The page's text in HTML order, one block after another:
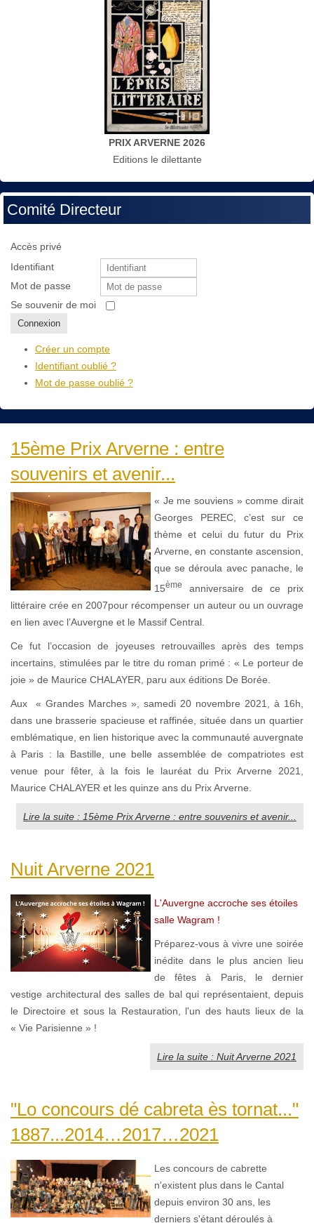
PRIX ARVERNE 2026
Editions le dilettante
Comité Directeur
Accès privé
Identifiant
Mot de passe
Se souvenir de moi
Connexion
Créer un compte
Identifiant oublié ?
Mot de passe oublié ?
15ème Prix Arverne : entre
souvenirs et avenir...
« Je me souviens » comme dirait
Georges PEREC, c’est sur ce
thème et celui du futur du Prix
Arverne, en constante ascension,
que se déroula avec panache, le
15ème
anniversaire de ce prix
littéraire crée en 2007pour récompenser un auteur ou un ouvrage
en lien avec l’Auvergne et le Massif Central.
Ce fut l’occasion de joyeuses retrouvailles après des temps
incertains, stimulées par le titre du roman primé : « Le porteur de
joie » de Maurice CHALAYER, paru aux éditions De Borée.
Aux « Grandes Marches », samedi 20 novembre 2021, à 16h,
dans une brasserie spacieuse et raffinée, située dans un quartier
emblématique, en lien historique avec la communauté auvergnate
à Paris : la Bastille, une belle assemblée de compatriotes est
venue pour fêter, à la fois le lauréat du Prix Arverne 2021,
Maurice CHALAYER et les quinze ans du Prix Arverne.
Lire la suite : 15ème Prix Arverne : entre souvenirs et avenir...
Nuit Arverne 2021
L'Auvergne accroche ses étoiles
salle Wagram !
Préparez-vous à vivre une soirée
inédite dans le plus ancien lieu
de fêtes à Paris, le dernier
vestige architectural des salles de bal qui représentaient, depuis
le Directoire et sous la Restauration, l'un des hauts lieux de la
« Vie Parisienne » !
Lire la suite : Nuit Arverne 2021
"Lo concours dé cabreta ès tornat..."
1887...2014…2017…2021
Les concours de cabrette
n'existent plus dans le Cantal
depuis environ 30 ans, les
derniers s'étant déroulés à